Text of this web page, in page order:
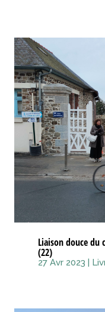
Liaison douce du
(22)
27 Avr 2023 |